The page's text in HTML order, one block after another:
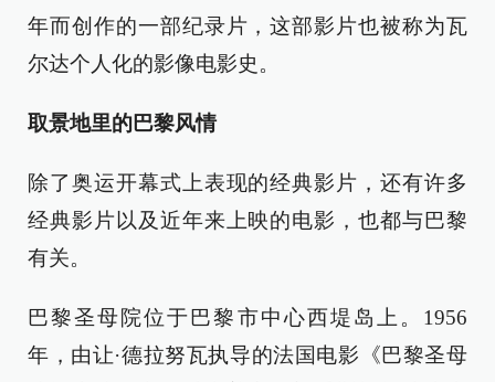
年而创作的一部纪录片，这部影片也被称为瓦
尔达个人化的影像电影史。
取景地里的巴黎风情
除了奥运开幕式上表现的经典影片，还有许多
经典影片以及近年来上映的电影，也都与巴黎
有关。
巴黎圣母院位于巴黎市中心西堤岛上。1956
年，由让·德拉努瓦执导的法国电影《巴黎圣母